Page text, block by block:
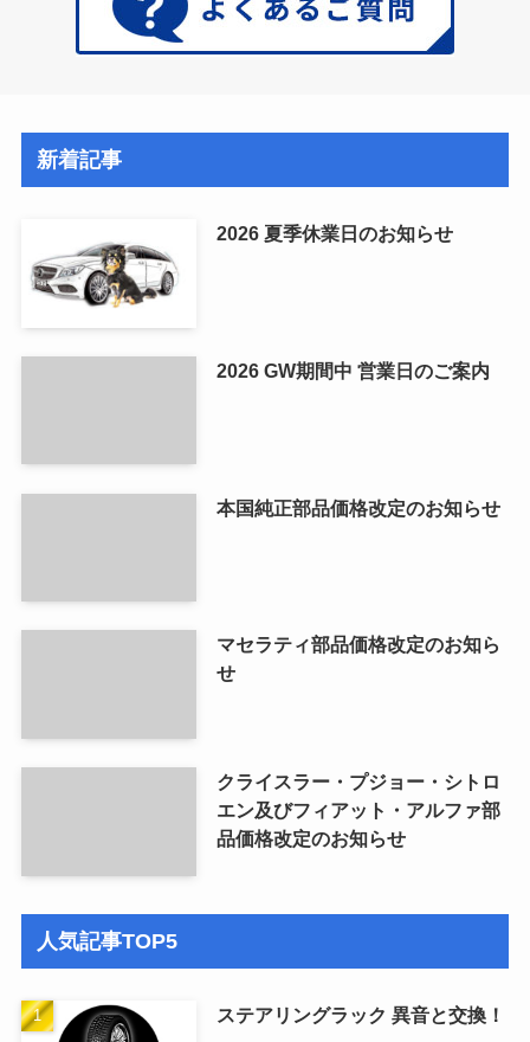
新着記事
2026 夏季休業日のお知らせ
2026 GW期間中 営業日のご案内
本国純正部品価格改定のお知らせ
マセラティ部品価格改定のお知ら
せ
クライスラー・プジョー・シトロ
エン及びフィアット・アルファ部
品価格改定のお知らせ
人気記事TOP5
ステアリングラック 異音と交換！